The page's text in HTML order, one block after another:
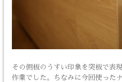
その側板のうすい印象を突板で表
作業でした。ちなみに今回使った